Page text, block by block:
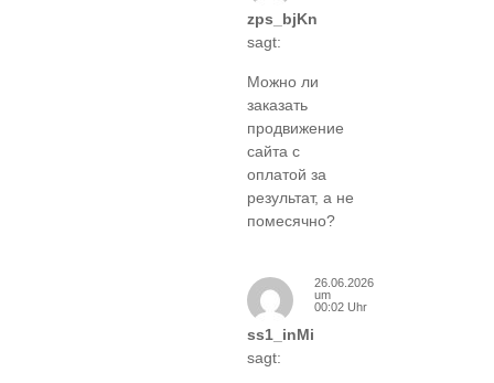
zps_bjKn
sagt:
Можно ли
заказать
продвижение
сайта с
оплатой за
результат, а не
помесячно?
ss1_inMi
sagt:
26.06.2026
um
00:02 Uhr